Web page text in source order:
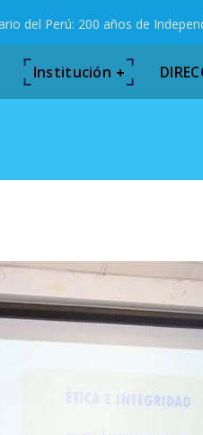
del Perú: 200 años de
Institución